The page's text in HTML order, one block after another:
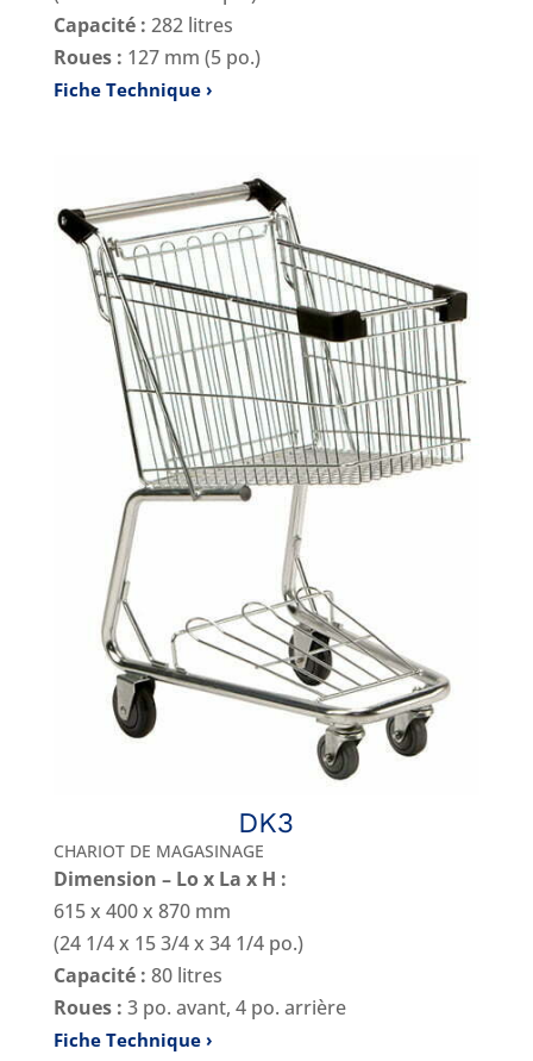
Capacité : 282 litres
Roues : 127 mm (5 po.)
Fiche Technique
DK3
CHARIOT DE MAGASINAGE
Dimension – Lo x La x H :
615 x 400 x 870 mm
(24 1/4 x 15 3/4 x 34 1/4 po.)
Capacité : 80 litres
Roues : 3 po. avant, 4 po. arrière
Fiche Technique